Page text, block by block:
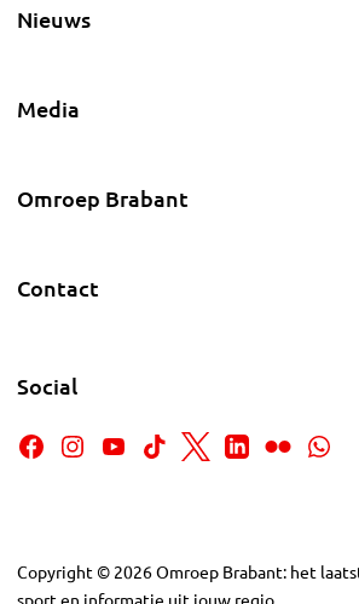
Nieuws
Media
Omroep Brabant
Contact
Social
Copyright © 2026Omroep Brabant: het
sport en informatie uit jouw regio.